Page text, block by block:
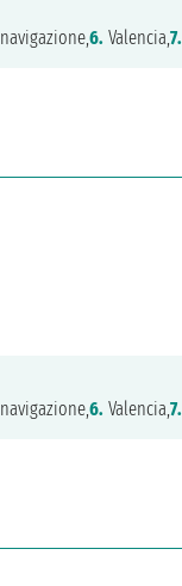
navigazione,6. Valencia,7.
navigazione,6. Valencia,7.